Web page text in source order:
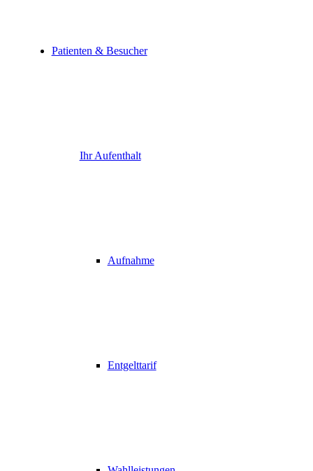
Patienten & Besucher
Ihr Aufenthalt
Aufnahme
Entgelttarif